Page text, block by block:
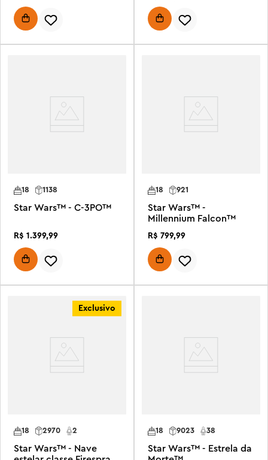
18 1138
Star Wars™ - C-3PO™
R$ 1 .399,99
921
18
Star Wars™ -
Millennium Falcon™
R$ 799,99
Exclusivo
2
2970
18
Star Wars™ - Nave
9023
18 38
Star Wars™ - Estrela da